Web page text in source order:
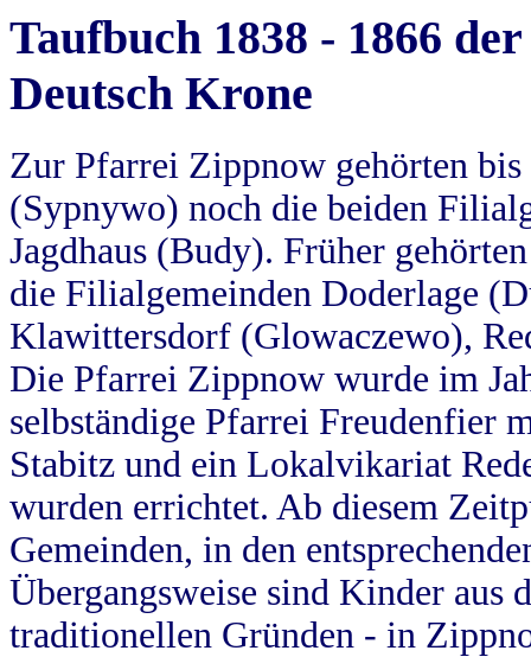
Taufbuch 1838 - 1866
Deutsch Krone
Zur Pfarrei Zippnow gehörten
(Sypnywo) noch die beiden
Jagdhaus (Budy). Früher
die Filialgemeinden Doderlage
Klawittersdorf (Glowaczewo),
Die Pfarrei Zippnow wurde im
selbständige Pfarrei Freudenfier
Stabitz und ein Lokalvikariat
wurden errichtet. Ab diesem
Gemeinden, in den
Übergangsweise sind Kinder aus
traditionellen Gründen - in